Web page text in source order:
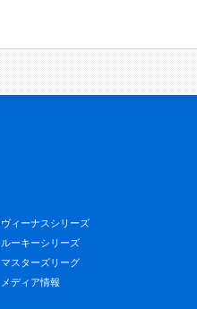
ヴィーナスシリーズ
ルーキーシリーズ
マスターズリーグ
メディア情報